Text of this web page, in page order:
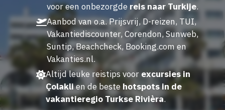
voor een onbezorgde reis naar Turkije.
Aanbod van o.a. Prijsvrij, D-reizen, TUI,
Vakantiediscounter, Corendon, Sunweb,
Suntip, Beachcheck, Booking.com en
Vakanties.nl.
Altijd leuke reistips voor excursies in
Çolaklien de beste hotspots in de
vakantieregio Turkse Rivièra.